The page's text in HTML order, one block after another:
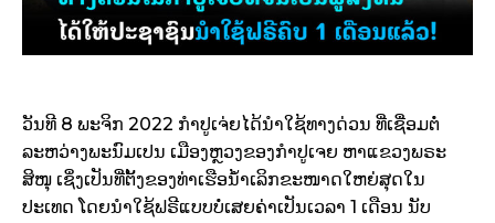
ວັນທີ 8 ພະຈິກ 2022 ກຳປູເຈ່ຍໄດ້ນຳໃຊ້ທາງດ່ວນ ທີ່ເຊື່ອມຕໍ່
ລະຫວ່າງພະນົມເປນ ເມືອງຫຼວງຂອງກຳປູເຈຍ ຫາແຂວງພຣະ
ສິໜຸ ເຊິ່ງເປັນທີ່ຕັ້ງຂອງທ່າເຮືອນ້ຳເລິກຂະໜາດໃຫຍ່ສຸດໃນ
ປະເທດ ໂດຍນຳໃຊ້ຟຣີແບບບໍ່ເສຍຄ່າເປັນເວລາ 1 ເດືອນ ນັບ